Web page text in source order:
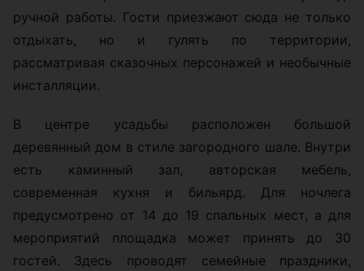
ручной работы. Гости приезжают сюда не только
отдыхать, но и гулять по территории,
рассматривая сказочных персонажей и необычные
инсталляции.
В центре усадьбы расположен большой
деревянный дом в стиле загородного шале. Внутри
есть каминный зал, авторская мебель,
современная кухня и бильярд. Для ночлега
предусмотрено от 14 до 19 спальных мест, а для
мероприятий площадка может принять до 30
гостей. Здесь проводят семейные праздники,